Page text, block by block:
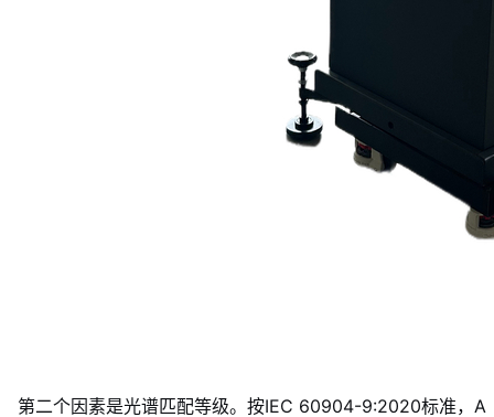
第二个因素是光谱匹配等级。按IEC 60904-9:2020标准，A